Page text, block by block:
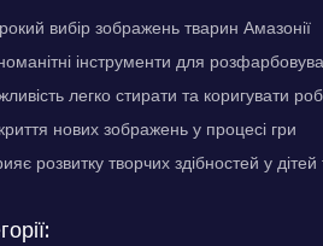
вибір зображень тварин Амазонії
інструменти для
легко стирати та коригувати
нових зображень у процесі гри
розвитку творчих здібностей у